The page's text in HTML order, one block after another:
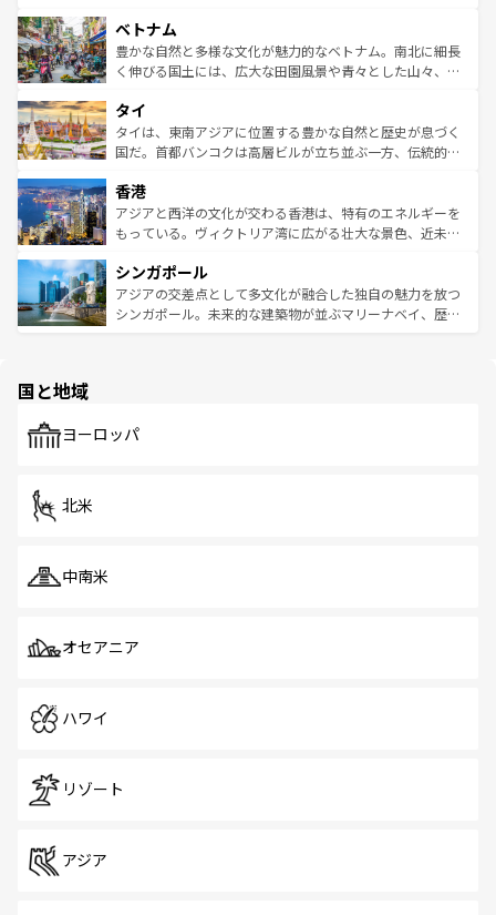
参照してほしい。
容にもいいと評判のスイーツなど、バラエティ豊かな料理
が味わえる。 なお、新着の台湾情報は コンテンツ一覧を参
照してほしい。
き、地方に足を延ばせば四季折々の自然美を楽しむことが
できる。そして、キムチや焼肉、絶品のストリートフード
まで、さまざまな韓国料理が待っている。夜には、韓国な
リティに包まれながら、韓国の多彩な魅力を心ゆくまで味
わってみてほしい。 なお、新着の韓国情報はコンテンツ一
覧を参照してほしい。
ベトナム
豊かな自然と多様な文化が魅力的なベトナム。南北に細長
く伸びる国土には、広大な田園風景や青々とした山々、世
急速な発展と共に伝統が息づく。ハノイの古い町並みやホ
ーチミン市のフランス統治時代の建物も、独特の雰囲気を
醸し出している。また、バラエティの豊かさとおいしさで
とつ。フォーやバインミー、ベトナムコーヒーなどは、ぜ
ひ現地で味わいたい。どの地域を訪れてもあたたかい人々
が旅行者を迎えてくれるので、きっと忘れられない旅にな
参照してほしい。
タイ
タイは、東南アジアに位置する豊かな自然と歴史が息づく
国だ。首都バンコクは高層ビルが立ち並ぶ一方、伝統的な
の活気が交差している。北部ではチェンマイなどの山岳地
帯で自然と触れ合い、南部ではプーケットやクラビの美し
いビーチでリゾート気分を楽しむことができる。タイ料理
激する。気候は一年中温暖で、どの季節にも異なる楽しみ
が待っている。親しみやすいタイの人々、仏教を中心とし
た文化、そして多様な観光資源が、訪れる旅人を魅了し続
香港
アジアと西洋の文化が交わる香港は、特有のエネルギーを
もっている。ヴィクトリア湾に広がる壮大な景色、近未来
み、どこを訪れても感動するはず。観光スポットが密集し
ており、効率よく見どころを回れるのも魅力。息をのむよ
うな絶景から文化的な体験まで、香港を存分に楽しみ尽く
シンガポール
アジアの交差点として多文化が融合した独自の魅力を放つ
シンガポール。未来的な建築物が並ぶマリーナベイ、歴史
で、ホーカーズは地元の風情を楽しめる外せないスポット
国と地域
ヨーロッパ
北米
中南米
オセアニア
ハワイ
リゾート
アジア